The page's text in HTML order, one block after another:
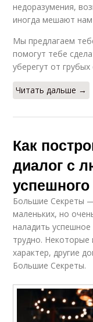
недоразумения,
иногда мешают
Мы предлагаем
помогут тебе
уберегут от
Читать дальше →
Как
диалог с
Большие Секреты
маленьких, но
наладить
трудно. Некоторые
характер, другие
Большие Секреты.